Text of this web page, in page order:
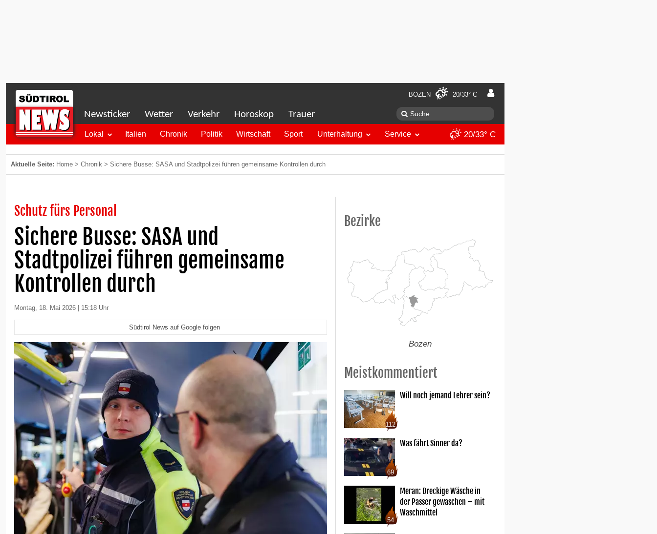
BOZEN 20/33° C
Newsticker Wetter Verkehr Horoskop Trauer
Lokal Italien Chronik Politik Wirtschaft Sport Unterhaltung Service 20/33° C
Aktuelle Seite: Home > Chronik > Sichere Busse: SASA und Stadtpolizei führen gemeinsame Kontrollen durch
Schutz fürs Personal
Sichere Busse: SASA und
Stadtpolizei führen gemeinsame
Kontrollen durch
Montag, 18. Mai 2026 | 15:18 Uhr
Südtirol News auf Google folgen
Bezirke
Bozen
Meistkommentiert
112
Will noch jemand Lehrer sein?
69
Was fährt Sinner da?
54
Meran: Dreckige Wäsche in
der Passer gewaschen – mit
Waschmittel